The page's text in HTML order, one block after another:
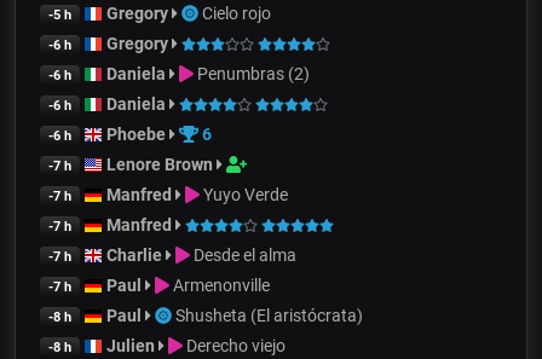
-5 h Gregory Cielo rojo
-6 h Gregory
-6 h Daniela Penumbras (2)
-6 h Daniela
-6 h Phoebe 6
-7 h Lenore Brown
-7 h Manfred Yuyo Verde
-7 h Manfred
-7 h Charlie Desde el alma
-7 h Paul Armenonville
-8 h Paul Shusheta (El aristócrata)
-8 h Julien Derecho viejo